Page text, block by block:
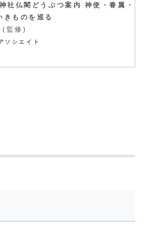
社仏閣どうぶつ案内 神使・眷属・
きものを巡る
(監修)
シエイト